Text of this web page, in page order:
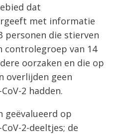
dat
met informatie
personen die stierven
controlegroep van 14
oorzaken en die op
overlijden geen
2 hadden.
geëvalueerd op
2-deeltjes; de